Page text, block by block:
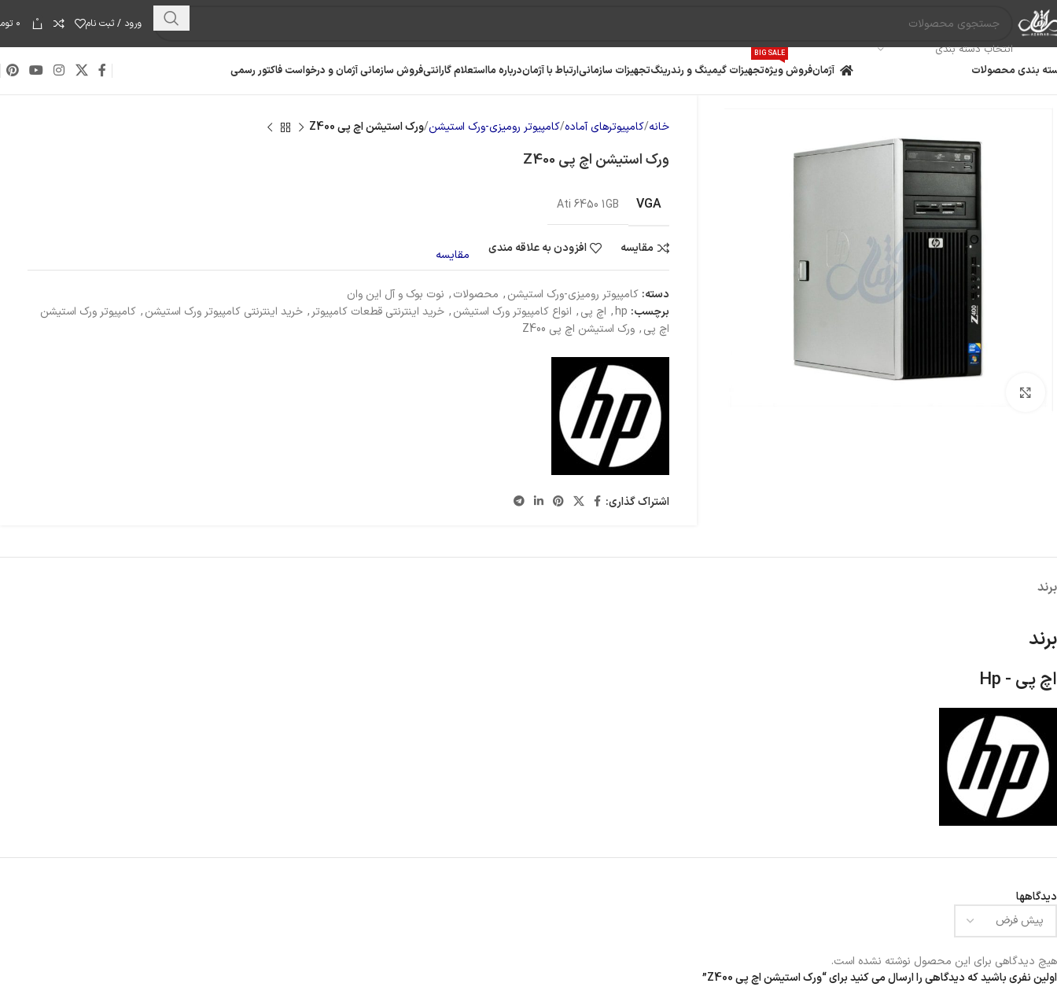
انتخاب دسته بندی
ورود / ثبت نام 0 ۰
بندی محصولات
رم کامپیوتر حافظه SSD هارد دیسک
مانیتور
هارد اکسترنال
آژمانفروش ویژه
BIG SALE
تجهیزات گیمینگ و رندرینگتجهیزات سازمانیارتباط با آژماندرباره مااستعلام گارانتیفروش سازمانی آژمان و درخواست فاکتور رسمی
خانه کامپیوترهای آماده کامپیوتر رومیزی-ورک استیشن ورک استیشن اچ پی Z400
ورک استیشن اچ پی Z400
VGA
Ati 6450 1GB
مقایسه افزودن به علاقه مندی مقایسه
دسته: کامپیوتر رومیزی-ورک استیشن, محصولات, نوت بوک و آل این وان
برچسب: hp
, اچ پی, انواع کامپیوتر ورک استیشن, خرید اینترنتی قطعات کامپیوتر , خرید اینترنتی کامپیوتر ورک استیشن, کامپیوتر ورک استیشن
اچ پی, ورک استیشن اچ پی Z400
اشتراک گذاری:
برند
برند
اچ پی - Hp
دیدگاهها
هیچ دیدگاهی برای این محصول نوشته نشده است.
اولین نفری باشید که دیدگاهی را ارسال می کنید برای “ورک استیشن اچ پی Z400”